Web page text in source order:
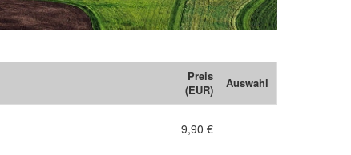
Preis
(EUR)
Auswahl
9,90 €